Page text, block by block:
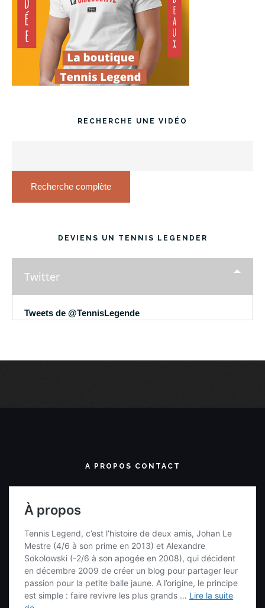
RECHERCHE UNE VIDÉO
Recherche complète
DEVIENS UN TENNIS LEGENDER
Twitter
Tweets de @TennisLegende
A PROPOS CONTACT